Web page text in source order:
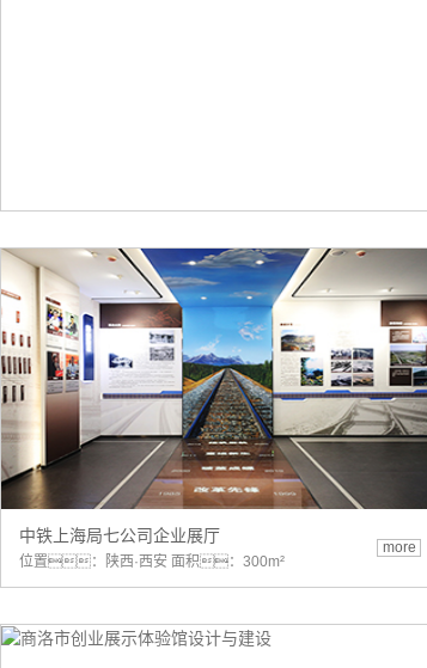
中铁上海局七公司企业展厅
位置：陕西·西安 面积：300m²
more